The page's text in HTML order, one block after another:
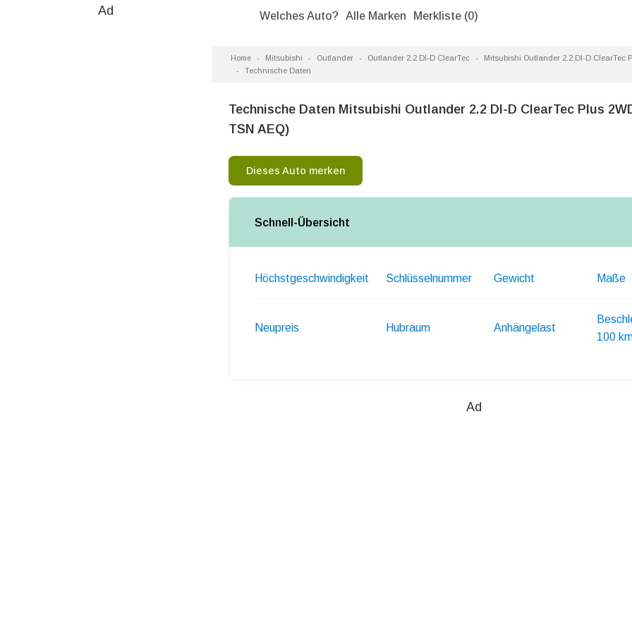
Welches Auto? Alle Marken Merkliste (0)
Ad
Home Mitsubishi Outlander Outlander 2.2 DI-D ClearTec
Mitsubishi Outlander 2.2 DI-D ClearTec
Technische Daten
Technische Daten Mitsubishi Outlander 2.2 DI-D ClearTec Plus
TSN AEQ)
Dieses Auto merken
Schnell-Übersicht
Höchstgeschwindigkeit Schlüsselnummer Gewicht Maße
Neupreis Hubraum Anhängelast
100
Ad